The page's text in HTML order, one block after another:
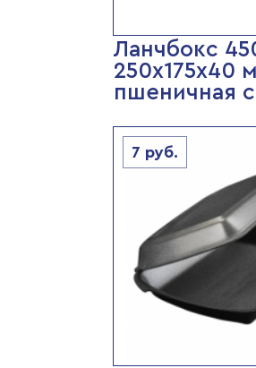
Ланчбокс
250х175х40
пшеничная
7 руб.